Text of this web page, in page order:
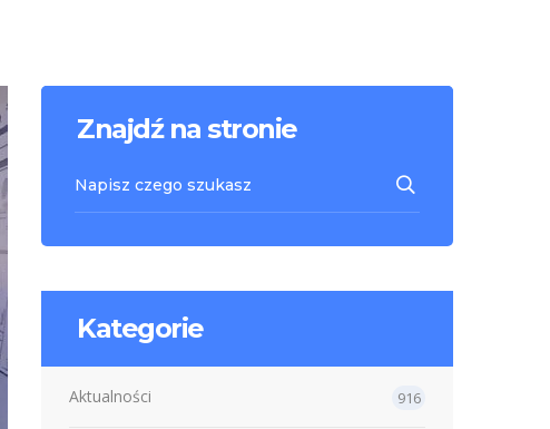
Znajdź na stronie
Kategorie
Aktualności 916